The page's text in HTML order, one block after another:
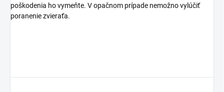
poškodenia ho vymeňte. V opačnom prípade nemožno vylúčiť
poranenie zvieraťa.